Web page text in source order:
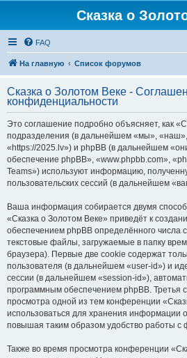
Сказка о
FAQ
На главную Список форумов
Сказка о Золотом Веке -
конфиденциальности
Это соглашение подробно объясняет, как
подразделения (в дальнейшем «мы»,
«https://2025.lv») и phpBB (в дальнейшем
обеспечение phpBB», «www.phpbb.com»,
Teams») используют информацию,
пользовательских сессий (в дальнейшем
Ваша информация собирается двумя
«Сказка о Золотом Веке» приведёт к
обеспечением phpBB определённого числа
текстовые файлы, загружаемые в папку
браузера). Первые две cookie содержат
пользователя (в дальнейшем «user-id») и
сессии (в дальнейшем «session-id»),
программным обеспечением phpBB. Третья
просмотра одной из тем конференции
использоваться для хранения информации
повышая таким образом удобство работы с
Также во время просмотра конференции